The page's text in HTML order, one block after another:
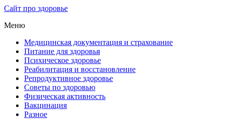
Сайт про здоровье
Меню
Медицинская документация и страхование
Питание для здоровья
Психическое здоровье
Реабилитация и восстановление
Репродуктивное здоровье
Советы по здоровью
Физическая активность
Вакцинация
Разное